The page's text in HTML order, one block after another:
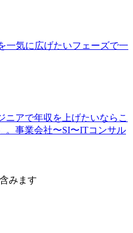
一気に広げたいフェーズで一
アで年収を上げたいならこ
。事業会社〜SI〜ITコンサル
みます